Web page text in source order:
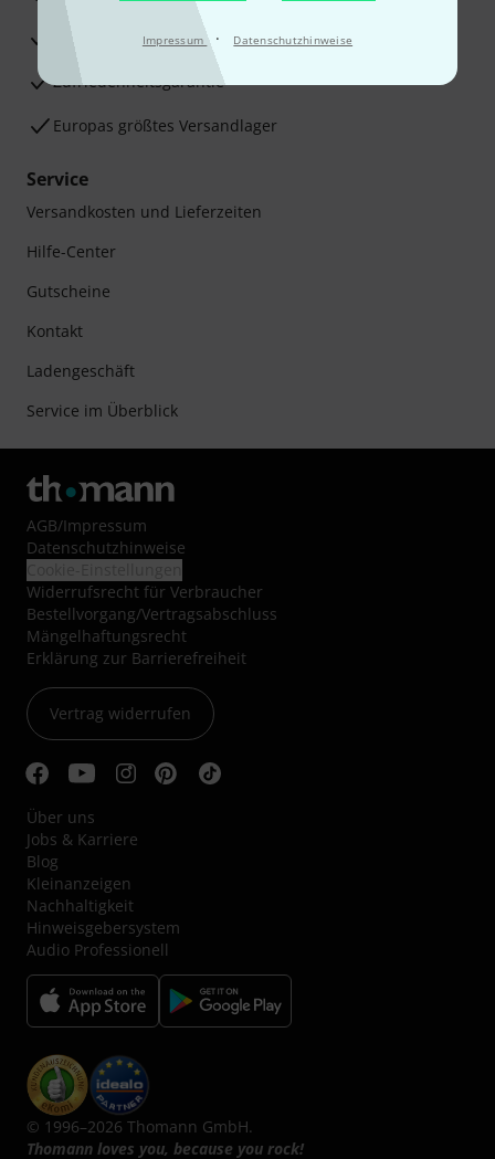
Impressum · Datenschutzhinweise
Beratung durch Fachexperten
Zufriedenheitsgarantie
Europas größtes Versandlager
Service
Versandkosten und Lieferzeiten
Hilfe-Center
Gutscheine
Kontakt
Ladengeschäft
Service im Überblick
AGB/Impressum
Datenschutzhinweise
Widerrufsrecht für Verbraucher
Bestellvorgang/Vertragsabschluss
Mängelhaftungsrecht
Erklärung zur Barrierefreiheit
Vertrag widerrufen
Über uns
Jobs & Karriere
Blog
Kleinanzeigen
Nachhaltigkeit
Hinweisgebersystem
Audio Professionell
© 1996–2026 Thomann GmbH.
Thomann loves you, because you rock!